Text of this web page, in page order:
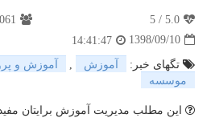
5.0
/
5
1398/09/10
14:41:47
تگهای خبر:
آموزش , آموزش و
موسسه
این مطلب مدیریت آموزش برایتان